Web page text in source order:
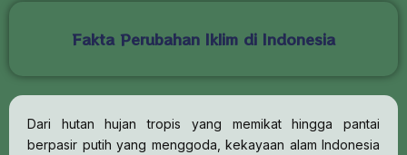
Fakta Perubahan Iklim di Indonesia
Dari hutan hujan tropis yang memikat hingga pantai
berpasir putih yang menggoda, kekayaan alam Indonesia